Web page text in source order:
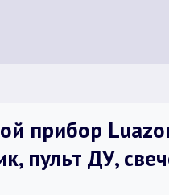
прибор
пульт ДУ,